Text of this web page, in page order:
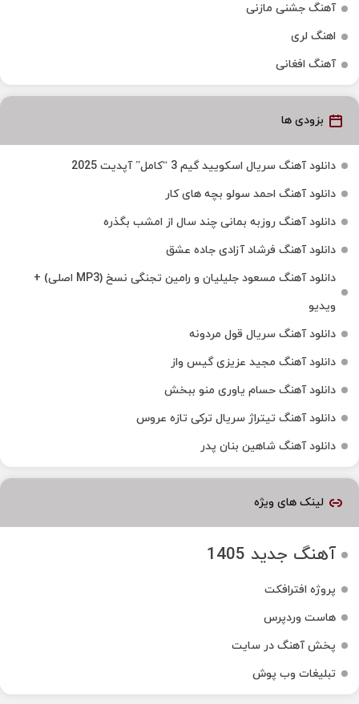
آهنگ جشنی مازنی
اهنگ لری
آهنگ افغانی
بزودی ها
دانلود آهنگ سریال اسکویید گیم 3 “کامل” آپدیت 2025
دانلود آهنگ احمد سولو بچه های کار
دانلود آهنگ روزبه بمانی چند سال از امشب بگذره
دانلود آهنگ فرشاد آزادی جاده عشق
دانلود آهنگ مسعود جلیلیان و رامین تجنگی نسخ (MP3 اصلی) +
ویدیو
دانلود آهنگ سریال قول مردونه
دانلود آهنگ مجید عزیزی گیس واز
دانلود آهنگ حسام یاوری منو ببخش
دانلود آهنگ تیتراژ سریال ترکی تازه عروس
دانلود آهنگ شاهین بنان پدر
لینک های ویژه
آهنگ جدید 1405
پروژه افترافکت
هاست وردپرس
پخش آهنگ در سایت
تبلیغات وب پوش